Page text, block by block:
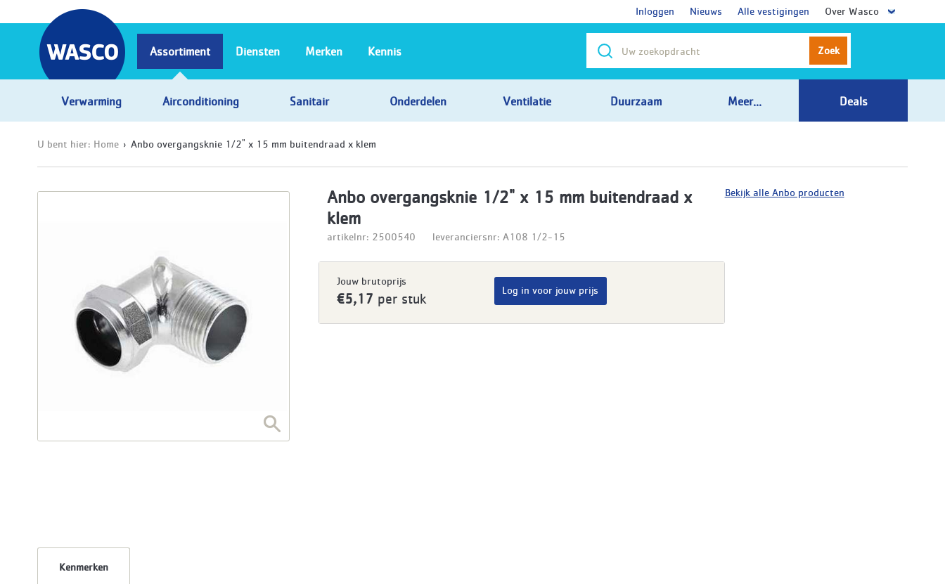
Inloggen Nieuws Alle vestigingen Over Wasco
Zoek
Assortiment
Verwarming Airconditioning Sanitair Onderdelen Ventilatie Duurzaam Meer... Deals
Diensten Merken Kennis
U bent hier: Home Anbo overgangsknie 1/2" x 15 mm buitendraad x klem
Anbo overgangsknie 1/2" x 15 mm buitendraad x
klem
artikelnr: 2500540 leveranciersnr: A108 1/2-15
Jouw brutoprijs
€5,17 per stuk
Log in voor jouw prijs
Kenmerken
Bekijk alle Anbo producten